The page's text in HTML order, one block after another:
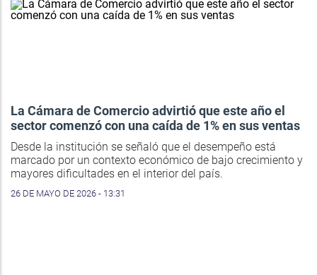
La Cámara de Comercio advirtió que este año el
sector comenzó con una caída de 1% en sus ventas
Desde la institución se señaló que el desempeño está
marcado por un contexto económico de bajo crecimiento y
mayores dificultades en el interior del país.
26 DE MAYO DE 2026 - 13:31